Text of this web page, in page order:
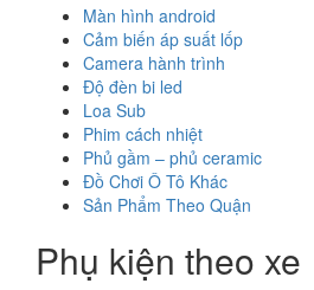
Màn hình android
Cảm biến áp suất lốp
Camera hành trình
Độ đèn bi led
Loa Sub
Phim cách nhiệt
Phủ gầm – phủ ceramic
Đồ Chơi Ô Tô Khác
Sản Phẩm Theo Quận
Phụ kiện theo xe